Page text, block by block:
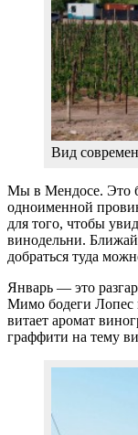
Вид
Мы в Мендосе. Это
одноименной
для того, чтобы
винодельни.
добраться туда
Январь — это
Мимо бодеги Лопес
витает аромат
граффити на тему